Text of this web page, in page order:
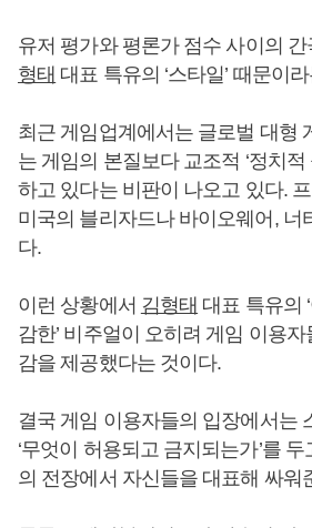
유저 평가와 평론가 점수 사이의
형태 대표 특유의 ‘스타일’ 때문이
최근 게임업계에서는 글로벌 대형
는 게임의 본질보다 교조적 ‘정치적
하고 있다는 비판이 나오고 있다.
미국의 블리자드나 바이오웨어, 너
다.
이런 상황에서 김형태 대표 특유의
감한’ 비주얼이 오히려 게임 이용
감을 제공했다는 것이다.
결국 게임 이용자들의 입장에서는
‘무엇이 허용되고 금지되는가’를
의 전장에서 자신들을 대표해 싸워